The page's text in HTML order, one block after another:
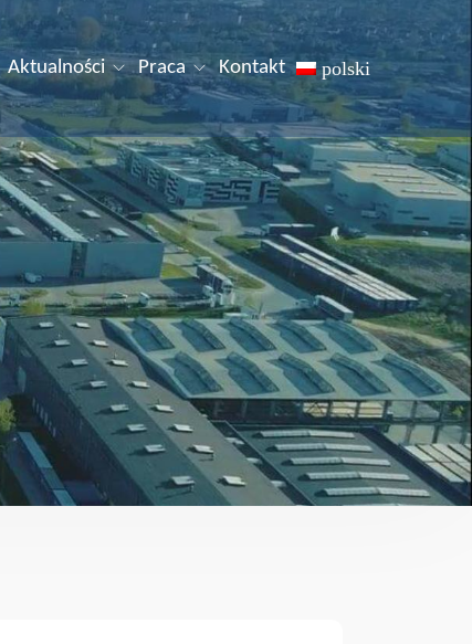
Aktualności Praca Kontakt polski